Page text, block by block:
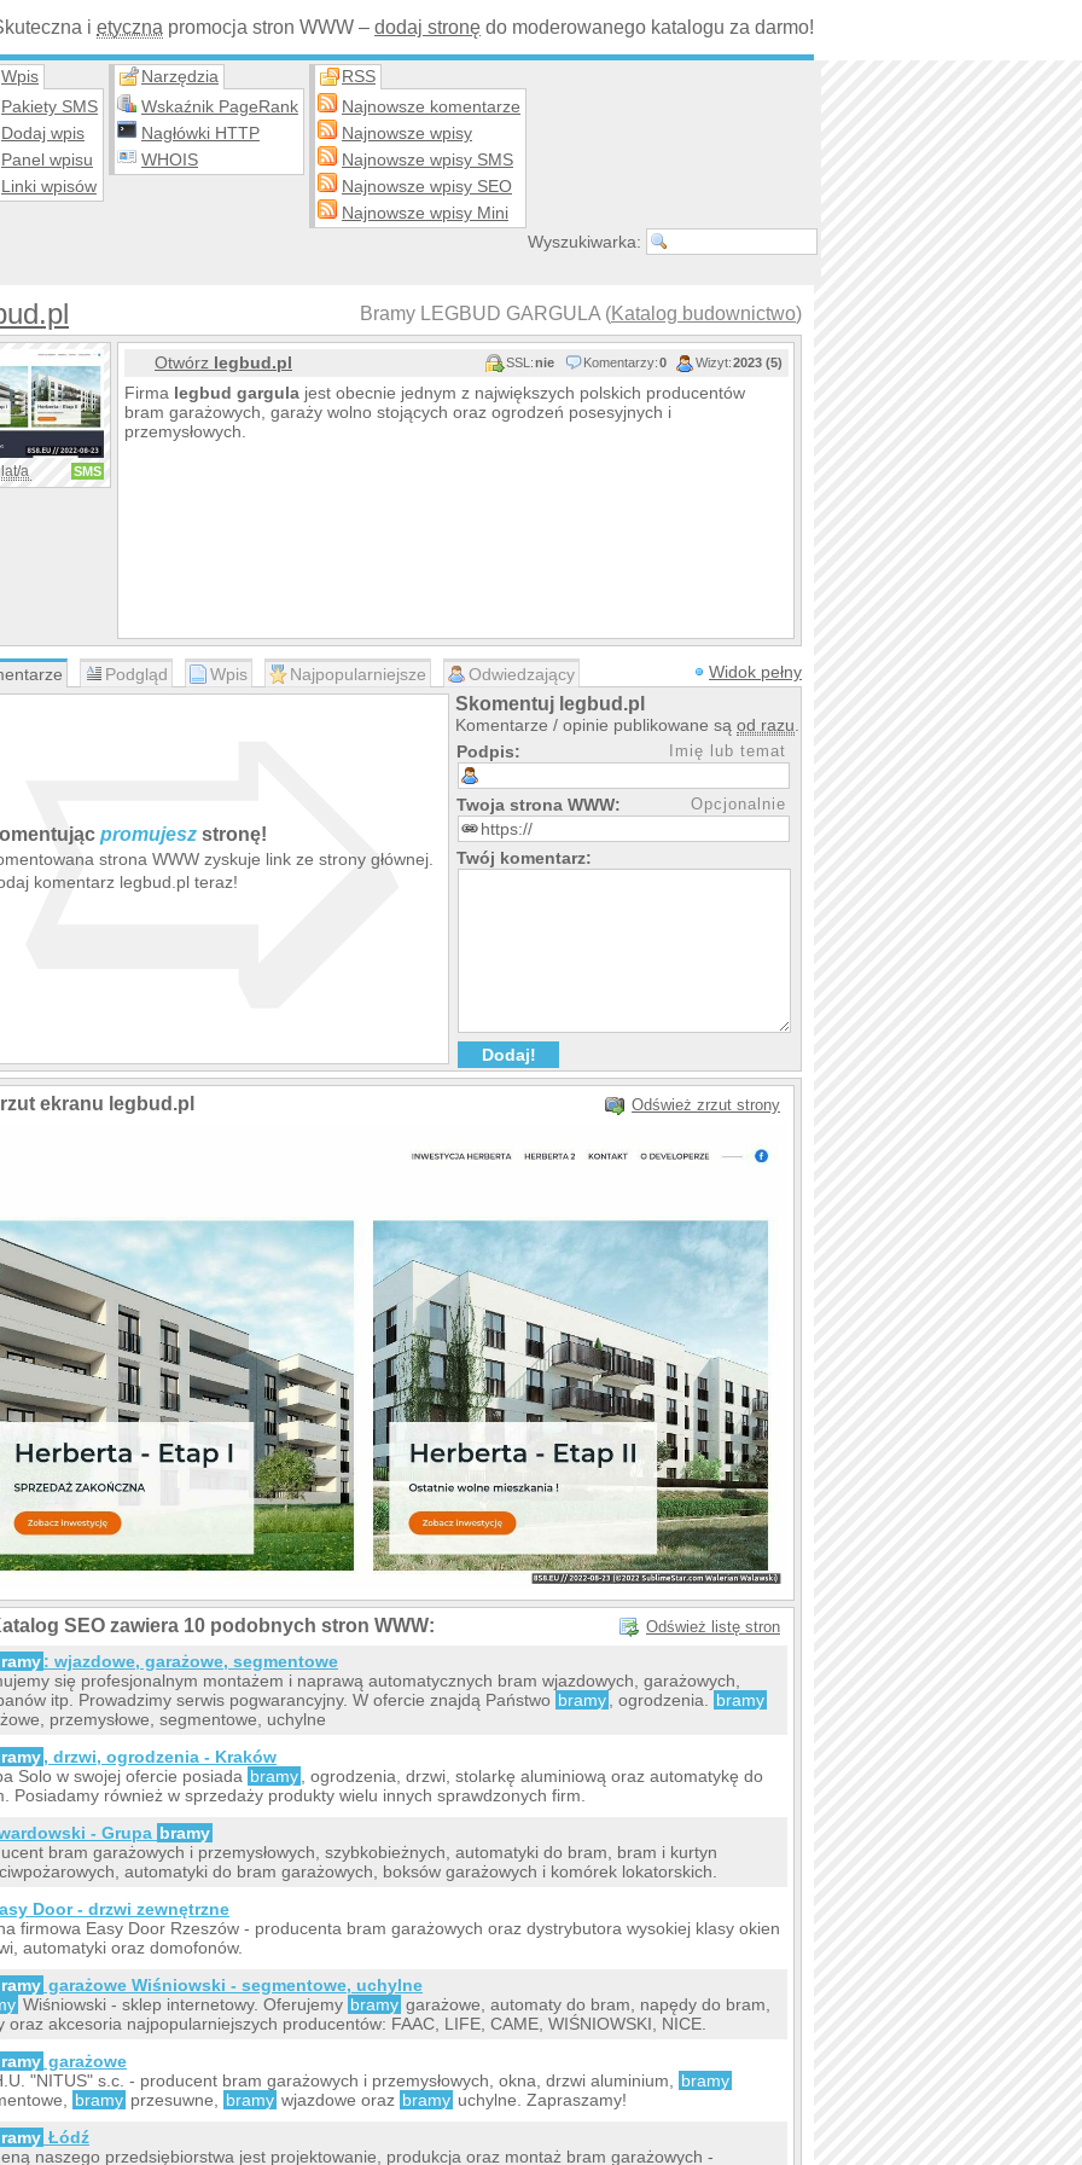
i etyczna promocja stron WWW – dodaj stronę do moderowanego katalogu za darmo!
Wpis
Pakiety SMS
Dodaj wpis
Panel wpisu
Linki wpisów
Narzędzia
Wskaźnik PageRank
Nagłówki HTTP
WHOIS
RSS
Najnowsze komentarze
Najnowsze wpisy
Najnowsze wpisy SMS
Najnowsze wpisy SEO
Najnowsze wpisy Mini
Wyszukiwarka:
Bramy LEGBUD GARGULA (Katalog budownictwo)
a SMS
Otwórz legbud.pl SSL:nie Komentarzy:0 Wizyt:2023 (5)
Firma legbud gargula jest obecnie jednym z największych polskich producentów
bram garażowych, garaży wolno stojących oraz ogrodzeń posesyjnych i
przemysłowych.
Podgląd Wpis Najpopularniejsze Odwiedzający Widok pełny
promujesz stronę!
strona WWW zyskuje link ze strony głównej.
komentarz legbud.pl teraz!
Skomentuj legbud.pl
Komentarze / opinie publikowane są od razu
Podpis:
Imię lub temat
Twoja strona WWW: Opcjonalnie
Twój komentarz:
ekranu legbud.pl Odśwież zrzut strony
SEO zawiera 10 podobnych stron WWW: Odśwież listę stron
: wjazdowe, garażowe, segmentowe
się profesjonalnym montażem i naprawą automatycznych bram wjazdowych, garażowych,
itp. Prowadzimy serwis pogwarancyjny. W ofercie znajdą Państwo bramy , ogrodzenia.
bramy
przemysłowe, segmentowe, uchylne
, drzwi, ogrodzenia - Kraków
Solo w swojej ofercie posiada bramy
, ogrodzenia, drzwi, stolarkę aluminiową oraz automatykę do
Posiadamy również w sprzedaży produkty wielu innych sprawdzonych firm.
- Grupa bramy
bram garażowych i przemysłowych, szybkobieżnych, automatyki do bram, bram i kurtyn
automatyki do bram garażowych, boksów garażowych i komórek lokatorskich.
Door - drzwi zewnętrzne
firmowa Easy Door Rzeszów - producenta bram garażowych oraz dystrybutora wysokiej klasy okien
automatyki oraz domofonów.
garażowe Wiśniowski - segmentowe, uchylne
Wiśniowski - sklep internetowy. Oferujemy bramy garażowe, automaty do bram, napędy do bram,
oraz akcesoria najpopularniejszych producentów: FAAC, LIFE, CAME, WIŚNIOWSKI, NICE.
garażowe
"NITUS" s.c. - producent bram garażowych i przemysłowych, okna, drzwi aluminium,
bramy
bramy przesuwne, bramy wjazdowe oraz bramy uchylne. Zapraszamy!
Łódź
naszego przedsiębiorstwa jest projektowanie, produkcja oraz montaż bram garażowych -